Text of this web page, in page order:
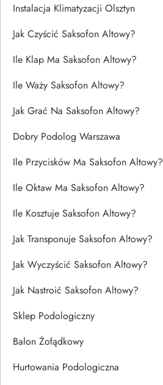
Instalacja Klimatyzacji Olsztyn
Jak Czyścić Saksofon Altowy?
Ile Klap Ma Saksofon Altowy?
Ile Waży Saksofon Altowy?
Jak Grać Na Saksofon Altowy?
Dobry Podolog Warszawa
Ile Przycisków Ma Saksofon Altowy?
Ile Oktaw Ma Saksofon Altowy?
Ile Kosztuje Saksofon Altowy?
Jak Transponuje Saksofon Altowy?
Jak Wyczyścić Saksofon Altowy?
Jak Nastroić Saksofon Altowy?
Sklep Podologiczny
Balon Żołądkowy
Hurtowania Podologiczna